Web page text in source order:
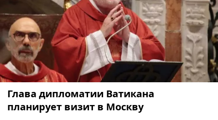
Глава дипломатии Ватикана
планирует визит в Москву